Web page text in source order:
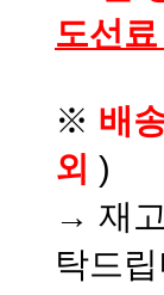
도선
※ 배
외 )
→ 재
탁드